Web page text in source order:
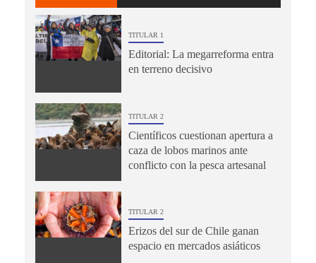
TITULAR 1
Editorial: La megarreforma entra
en terreno decisivo
TITULAR 2
Científicos cuestionan apertura a
caza de lobos marinos ante
conflicto con la pesca artesanal
TITULAR 2
Erizos del sur de Chile ganan
espacio en mercados asiáticos